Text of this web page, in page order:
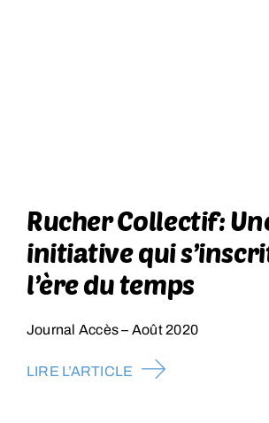
Rucher Collectif:
initiative qui
l’ère du temps
Journal Accès – Août 2020
LIRE L’ARTICLE